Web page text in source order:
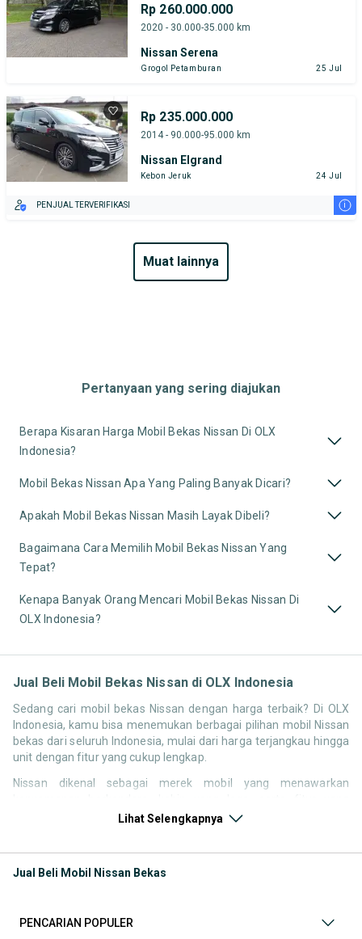
Rp 260.000.000
2020 - 30.000-35.000 km
Nissan Serena
Grogol Petamburan 25 Jul
Rp 235.000.000
2014 - 90.000-95.000 km
Nissan Elgrand
Kebon Jeruk 24 Jul
PENJUAL TERVERIFIKASI i
muat lainnya
Pertanyaan yang sering diajukan
Berapa Kisaran Harga Mobil Bekas Nissan Di OLX
Indonesia?
Mobil Bekas Nissan Apa Yang Paling Banyak Dicari?
Apakah Mobil Bekas Nissan Masih Layak Dibeli?
Bagaimana Cara Memilih Mobil Bekas Nissan Yang
Tepat?
Kenapa Banyak Orang Mencari Mobil Bekas Nissan Di
OLX Indonesia?
Jual Beli Mobil Bekas Nissan di OLX Indonesia
Sedang cari mobil bekas Nissan dengan harga terbaik? Di OLX
Indonesia, kamu bisa menemukan berbagai pilihan mobil Nissan
bekas dari seluruh Indonesia, mulai dari harga terjangkau hingga
unit dengan fitur yang cukup lengkap.
Nissan dikenal sebagai merek mobil yang menawarkan
kompetitif di kelasnya. Hal ini membuat pencarian seperti mobil
Melalui halaman ini, kamu bisa langsung membandingkan
Lihat Selengkapnya
Jual Beli Mobil Nissan Bekas
PENCARIAN POPULER